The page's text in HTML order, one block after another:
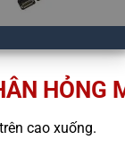
HỎNG
cao xuống.